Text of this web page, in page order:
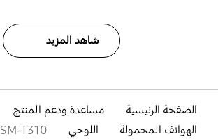
شاهد المزيد
الصفحة الرئيسية
مساعدة ودعم المنتج
الهواتف المحمولة
اللوحي SM-T310